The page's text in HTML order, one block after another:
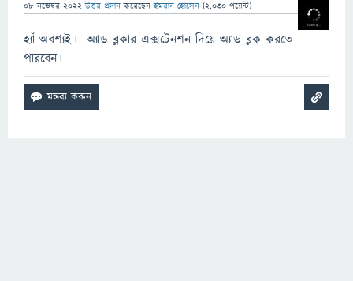
08 নভেম্বর 2022 উত্তর প্রদান করেছেনইমরান হোসেন (2,030 পয়েন্ট)
হ্যাঁ অবশ্যই। অ্যাড ব্লকার এক্সটেনশন দিয়ে অ্যাড ব্লক করতে
পারবেন।